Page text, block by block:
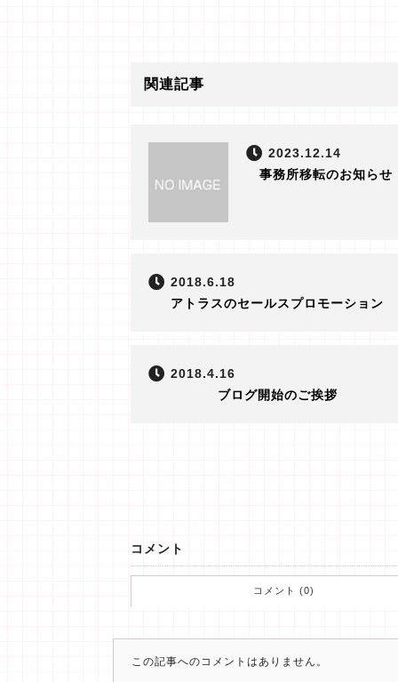
関連記事
2023.12.14
事務所移転のお知らせ
2018.6.18
アトラスのセールスプロモーション
2018.4.16
ブログ開始のご挨拶
コメント
コメント (0)
この記事へのコメントはありません。